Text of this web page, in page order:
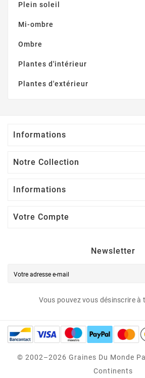
Plein soleil
Mi-ombre
Ombre
Plantes d'intérieur
Plantes d'extérieur
Informations
Notre Collection
Informations
Votre Compte
Newsletter
Vous pouvez vous désinscrire à
© 2002–2026 Graines Du Monde
Continents